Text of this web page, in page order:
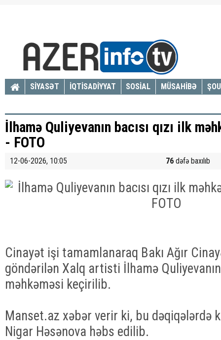
SİYASƏT İQTİSADİYYAT SOSİAL MÜSAHİBƏ
İlhamə Quliyevanın bacısı qızı ilk
- FOTO
12-06-2026, 10:05 76 dəfə baxılıb
Cinayət işi tamamlanaraq Bakı Ağır
göndərilən Xalq artisti İlhamə Quliyevanın
məhkəməsi keçirilib.
Manset.az xəbər verir ki, bu dəqiqələrdə
Nigar Həsənova həbs edilib.